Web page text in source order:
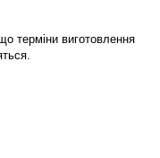
терміни виготовлення